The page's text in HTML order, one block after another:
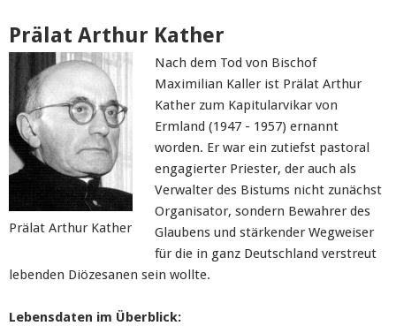
Prälat Arthur Kather
Prälat Arthur Kather
Nach dem Tod von Bischof
Maximilian Kaller ist Prälat Arthur
Kather zum Kapitularvikar von
Ermland (1947 - 1957) ernannt
worden. Er war ein zutiefst pastoral
engagierter Priester, der auch als
Verwalter des Bistums nicht zunächst
Organisator, sondern Bewahrer des
Glaubens und stärkender Wegweiser
für die in ganz Deutschland verstreut
lebenden Diözesanen sein wollte.
Lebensdaten im Überblick: